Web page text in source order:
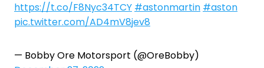
https://t.co/F8Nyc34TCY #astonmartin #aston
pic.twitter.com/AD4mV8jev8
— Bobby Ore Motorsport (@OreBobby)